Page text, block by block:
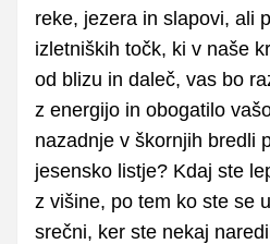
reke, jezera in slapovi, ali
izletniških točk, ki v naše
od blizu in daleč, vas bo
z energijo in obogatilo
nazadnje v škornjih bredli
jesensko listje? Kdaj ste
z višine, po tem ko ste se
srečni, ker ste nekaj